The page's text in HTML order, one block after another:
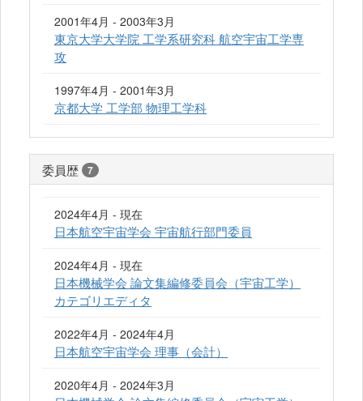
2001年4月 - 2003年3月
東京大学大学院 工学系研究科 航空宇宙工学専
攻
1997年4月 - 2001年3月
京都大学 工学部 物理工学科
委員歴 7
2024年4月 - 現在
日本航空宇宙学会 宇宙航行部門委員
2024年4月 - 現在
日本機械学会 論文集編修委員会（宇宙工学）
カテゴリエディタ
2022年4月 - 2024年4月
日本航空宇宙学会 理事（会計）
2020年4月 - 2024年3月